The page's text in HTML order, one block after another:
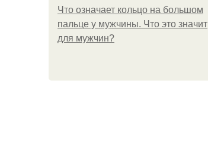
Что означает кольцо на большом
пальце у мужчины. Что это значит
для мужчин?